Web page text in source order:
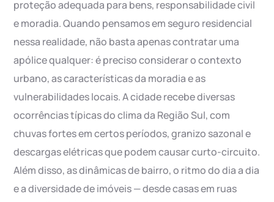
proteção adequada para bens, responsabilidade civil
e moradia. Quando pensamos em seguro residencial
nessa realidade, não basta apenas contratar uma
apólice qualquer: é preciso considerar o contexto
urbano, as características da moradia e as
vulnerabilidades locais. A cidade recebe diversas
ocorrências típicas do clima da Região Sul, com
chuvas fortes em certos períodos, granizo sazonal e
descargas elétricas que podem causar curto-circuito.
Além disso, as dinâmicas de bairro, o ritmo do dia a dia
e a diversidade de imóveis — desde casas em ruas